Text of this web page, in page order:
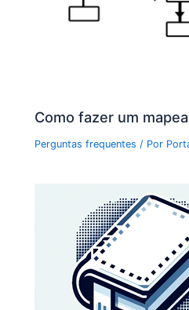
Como fazer um
Perguntas frequentes / Por